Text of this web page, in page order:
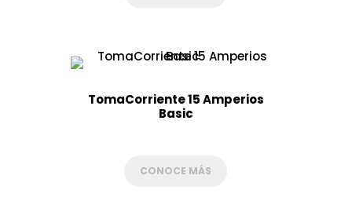
TomaCorriente 15 Amperios
Basic
CONOCE MÁS